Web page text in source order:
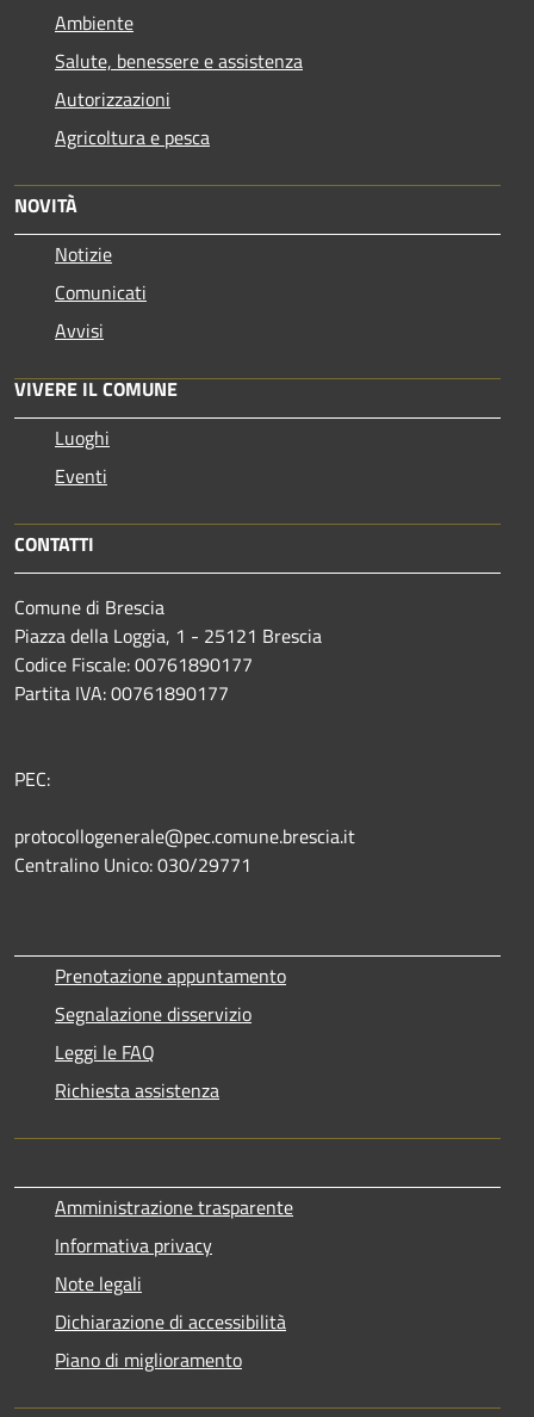
Ambiente
Salute, benessere e assistenza
Autorizzazioni
Agricoltura e pesca
NOVITÀ
Notizie
Comunicati
Avvisi
VIVERE IL COMUNE
Luoghi
Eventi
CONTATTI
Comune di Brescia
Piazza della Loggia, 1 - 25121 Brescia
Codice Fiscale: 00761890177
Partita IVA: 00761890177
PEC:
protocollogenerale@pec.comune.brescia.it
Centralino Unico: 030/29771
Prenotazione appuntamento
Segnalazione disservizio
Leggi le FAQ
Richiesta assistenza
Amministrazione trasparente
Informativa privacy
Note legali
Dichiarazione di accessibilità
Piano di miglioramento